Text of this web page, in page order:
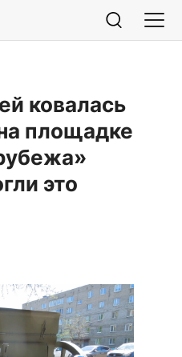
ковалась
площадке
это